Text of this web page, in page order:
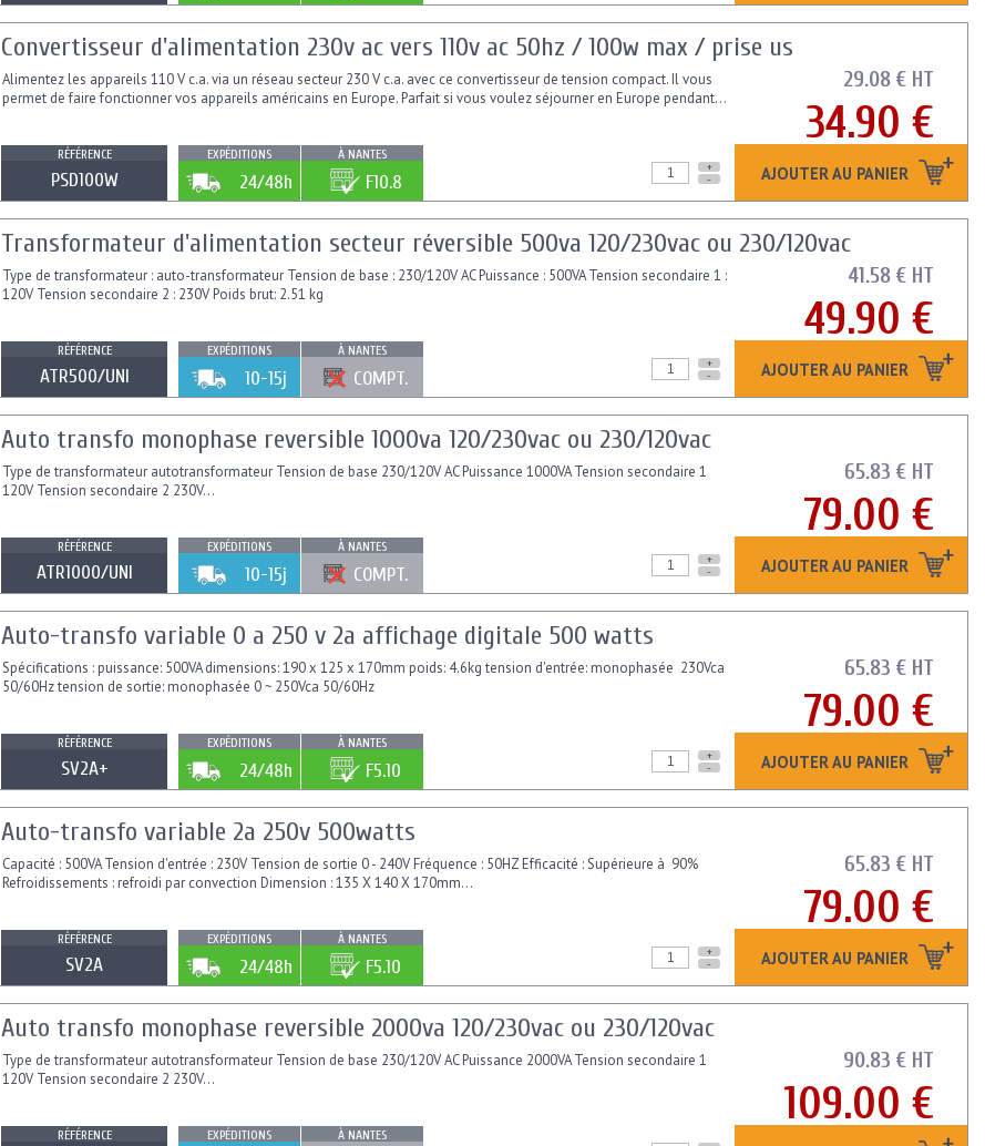
29.08 € HT
34.90 €
AJOUTER AU PANIER
Convertisseur d'alimentation 230v ac vers 110v ac 50hz / 100w max / prise us
Alimentez les appareils 110 V c.a. via un réseau secteur 230 V c.a. avec ce convertisseur de tension compact. Il vous
permet de faire fonctionner vos appareils américains en Europe. Parfait si vous voulez séjourner en Europe pendant...
RÉFÉRENCE
PSD100W
EXPÉDITIONS
24/48h
À NANTES
F10.8
+
-
41.58 € HT
49.90 €
AJOUTER AU PANIER
Transformateur d'alimentation secteur réversible 500va 120/230vac ou 230/120vac
Type de transformateur : auto-transformateur Tension de base : 230/120V AC Puissance : 500VA Tension secondaire 1 :
120V Tension secondaire 2 : 230V Poids brut: 2.51 kg
RÉFÉRENCE
ATR500/UNI
EXPÉDITIONS
10-15j
À NANTES
COMPT.
+
-
65.83 € HT
79.00 €
AJOUTER AU PANIER
Auto transfo monophase reversible 1000va 120/230vac ou 230/120vac
Type de transformateur autotransformateur Tension de base 230/120V AC Puissance 1000VA Tension secondaire 1
120V Tension secondaire 2 230V...
RÉFÉRENCE
ATR1000/UNI
EXPÉDITIONS
10-15j
À NANTES
COMPT.
+
-
65.83 € HT
79.00 €
AJOUTER AU PANIER
Auto-transfo variable 0 a 250 v 2a affichage digitale 500 watts
Spécifications : puissance: 500VA dimensions: 190 x 125 x 170mm poids: 4.6kg tension d'entrée: monophasée 230Vca
50/60Hz tension de sortie: monophasée 0 ~ 250Vca 50/60Hz
RÉFÉRENCE
SV2A+
EXPÉDITIONS
24/48h
À NANTES
F5.10
+
-
65.83 € HT
79.00 €
AJOUTER AU PANIER
Auto-transfo variable 2a 250v 500watts
Capacité : 500VA Tension d'entrée : 230V Tension de sortie 0 - 240V Fréquence : 50HZ Efficacité : Supérieure à 90%
Refroidissements : refroidi par convection Dimension : 135 X 140 X 170mm...
RÉFÉRENCE
SV2A
EXPÉDITIONS
24/48h
À NANTES
F5.10
+
-
90.83 € HT
109.00 €
Auto transfo monophase reversible 2000va 120/230vac ou 230/120vac
Type de transformateur autotransformateur Tension de base 230/120V AC Puissance 2000VA Tension secondaire 1
120V Tension secondaire 2 230V...
RÉFÉRENCE EXPÉDITIONS À NANTES